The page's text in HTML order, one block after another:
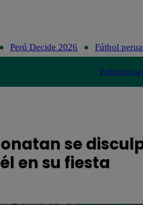
Perú Decide 2026 Fútbol
PolíticaLima
se
en su fiesta